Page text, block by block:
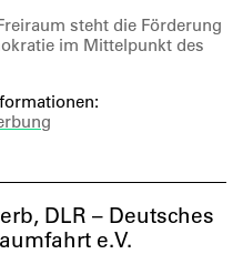
steht die Förderung
im Mittelpunkt des
DLR – Deutsches
e.V.